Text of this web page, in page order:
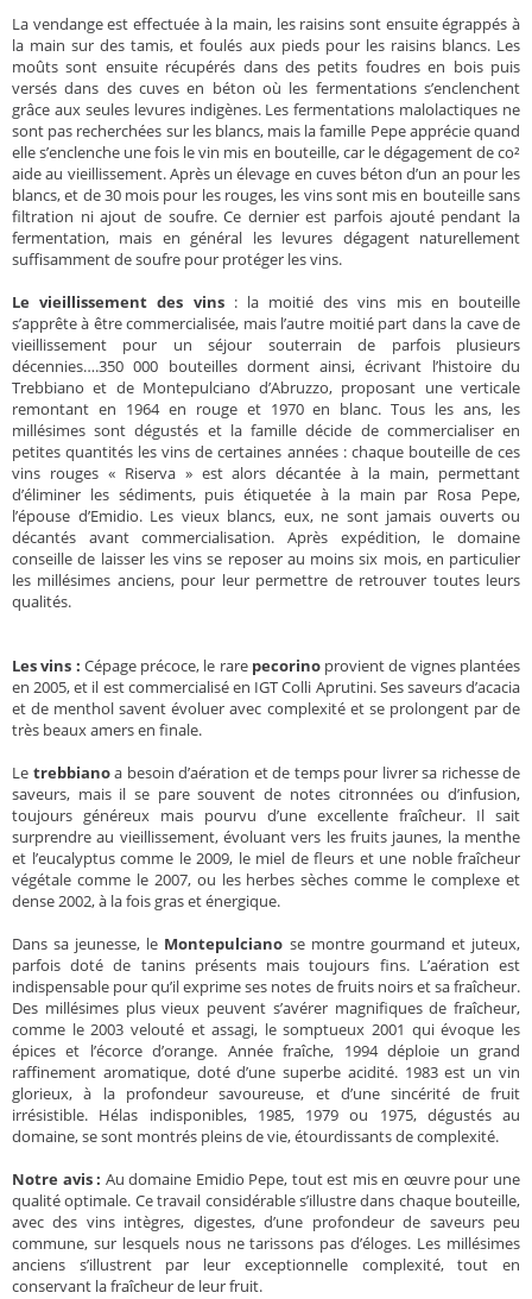
La vendange est effectuée à la main, les raisins sont ensuite égrappés à
la main sur des tamis, et foulés aux pieds pour les raisins blancs. Les
moûts sont ensuite récupérés dans des petits foudres en bois puis
versés dans des cuves en béton où les fermentations s’enclenchent
grâce aux seules levures indigènes. Les fermentations malolactiques ne
sont pas recherchées sur les blancs, mais la famille Pepe apprécie quand
elle s’enclenche une fois le vin mis en bouteille, car le dégagement de co²
aide au vieillissement. Après un élevage en cuves béton d’un an pour les
blancs, et de 30 mois pour les rouges, les vins sont mis en bouteille sans
filtration ni ajout de soufre. Ce dernier est parfois ajouté pendant la
fermentation, mais en général les levures dégagent naturellement
suffisamment de soufre pour protéger les vins.
Le vieillissement des vins: la moitié des vins mis en bouteille
s’apprête à être commercialisée, mais l’autre moitié part dans la cave de
vieillissement pour un séjour souterrain de parfois plusieurs
décennies….350 000 bouteilles dorment ainsi, écrivant l’histoire du
Trebbiano et de Montepulciano d’Abruzzo, proposant une verticale
remontant en 1964 en rouge et 1970 en blanc. Tous les ans, les
millésimes sont dégustés et la famille décide de commercialiser en
petites quantités les vins de certaines années : chaque bouteille de ces
vins rouges « Riserva » est alors décantée à la main, permettant
d’éliminer les sédiments, puis étiquetée à la main par Rosa Pepe,
l’épouse d’Emidio. Les vieux blancs, eux, ne sont jamais ouverts ou
décantés avant commercialisation. Après expédition, le domaine
conseille de laisser les vins se reposer au moins six mois, en particulier
les millésimes anciens, pour leur permettre de retrouver toutes leurs
qualités.
Les vins : Cépage précoce, le rare pecorinoprovient de vignes plantées
en 2005, et il est commercialisé en IGT Colli Aprutini. Ses saveurs d’acacia
et de menthol savent évoluer avec complexité et se prolongent par de
très beaux amers en finale.
Le trebbianoa besoin d’aération et de temps pour livrer sa richesse de
saveurs, mais il se pare souvent de notes citronnées ou d’infusion,
toujours généreux mais pourvu d’une excellente fraîcheur. Il sait
surprendre au vieillissement, évoluant vers les fruits jaunes, la menthe
et l’eucalyptus comme le 2009, le miel de fleurs et une noble fraîcheur
végétale comme le 2007, ou les herbes sèches comme le complexe et
dense 2002, à la fois gras et énergique.
Dans sa jeunesse, le Montepulciano se montre gourmand et juteux,
parfois doté de tanins présents mais toujours fins. L’aération est
indispensable pour qu’il exprime ses notes de fruits noirs et sa fraîcheur.
Des millésimes plus vieux peuvent s’avérer magnifiques de fraîcheur,
comme le 2003 velouté et assagi, le somptueux 2001 qui évoque les
épices et l’écorce d’orange. Année fraîche, 1994 déploie un grand
raffinement aromatique, doté d’une superbe acidité. 1983 est un vin
glorieux, à la profondeur savoureuse, et d’une sincérité de fruit
irrésistible. Hélas indisponibles, 1985, 1979 ou 1975, dégustés au
domaine, se sont montrés pleins de vie, étourdissants de complexité.
Notre avis : Au domaine Emidio Pepe, tout est mis en œuvre pour une
qualité optimale. Ce travail considérable s’illustre dans chaque bouteille,
avec des vins intègres, digestes, d’une profondeur de saveurs peu
commune, sur lesquels nous ne tarissons pas d’éloges. Les millésimes
anciens s’illustrent par leur exceptionnelle complexité, tout en
conservant la fraîcheur de leur fruit.